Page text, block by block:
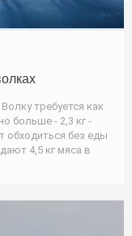
требуется как
больше - 2,3 кг -
обходиться без еды
4,5 кг мяса в